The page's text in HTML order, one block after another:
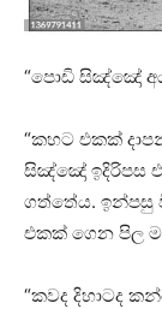
“පොඩි සිඤ්ඤෝ
“කහට එකක්
සිඤ්ඤෝ ඉදිරිපස
ගත්තේය. ඉන්පසු
එකක් ගෙන පිල
“කවද දිහාටද